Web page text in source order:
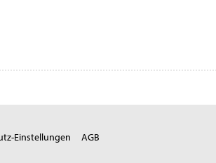
Einstellungen AGB